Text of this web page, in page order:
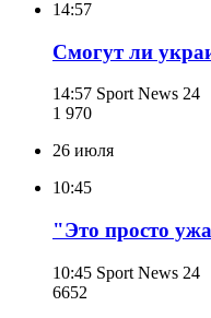
14:57
Смогут ли
14:57 Sport News 24
1 970
26 июля
10:45
"Это просто
10:45 Sport News 24
6652